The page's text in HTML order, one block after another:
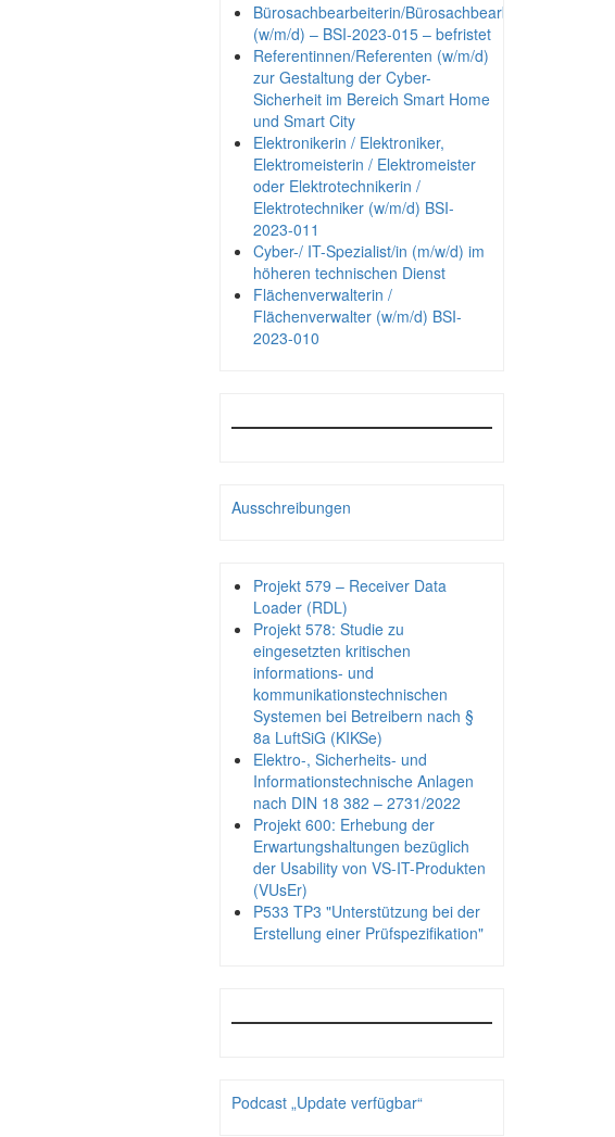
Bürosachbearbeiterin/Bürosachbearbeiter
(w/m/d) – BSI-2023-015 – befristet
Referentinnen/Referenten (w/m/d)
zur Gestaltung der Cyber-
Sicherheit im Bereich Smart Home
und Smart City
Elektronikerin / Elektroniker,
Elektromeisterin / Elektromeister
oder Elektrotechnikerin /
Elektrotechniker (w/m/d) BSI-
2023-011
Cyber-/ IT-Spezialist/in (m/w/d) im
höheren technischen Dienst
Flächenverwalterin /
Flächenverwalter (w/m/d) BSI-
2023-010
Ausschreibungen
Projekt 579 – Receiver Data
Loader (RDL)
Projekt 578: Studie zu
eingesetzten kritischen
informations- und
kommunikationstechnischen
Systemen bei Betreibern nach §
8a LuftSiG (KIKSe)
Elektro-, Sicherheits- und
Informationstechnische Anlagen
nach DIN 18 382 – 2731/2022
Projekt 600: Erhebung der
Erwartungshaltungen bezüglich
der Usability von VS-IT-Produkten
(VUsEr)
P533 TP3 "Unterstützung bei der
Erstellung einer Prüfspezifikation"
Podcast „Update verfügbar“